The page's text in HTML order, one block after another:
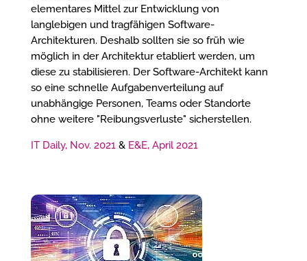
elementares Mittel zur Entwicklung von
langlebigen und tragfähigen Software-
Architekturen. Deshalb sollten sie so früh wie
möglich in der Architektur etabliert werden, um
diese zu stabilisieren. Der Software-Architekt kann
so eine schnelle Aufgabenverteilung auf
unabhängige Personen, Teams oder Standorte
ohne weitere "Reibungsverluste" sicherstellen.
IT Daily, Nov. 2021& E&E, April 2021